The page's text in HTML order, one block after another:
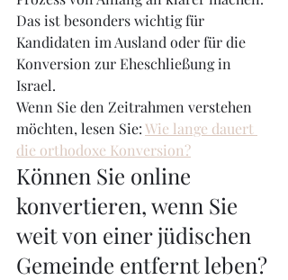
Das ist besonders wichtig für
Kandidaten im Ausland oder für die
Konversion zur Eheschließung in
Israel.
Wenn Sie den Zeitrahmen verstehen
möchten, lesen Sie: Wie lange dauert
die orthodoxe Konversion?
Können Sie online
konvertieren, wenn Sie
weit von einer jüdischen
Gemeinde entfernt leben?